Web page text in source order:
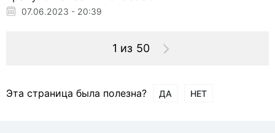
07.06.2023 - 20:39
1 из 50
Эта страница была полезна? ДА НЕТ